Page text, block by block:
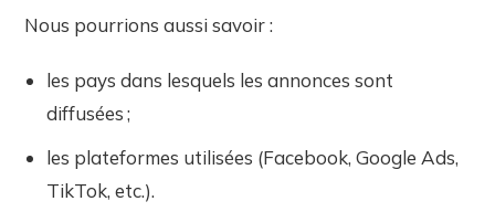
Nous pourrions aussi savoir :
les pays dans lesquels les annonces sont
diffusées ;
les plateformes utilisées (Facebook, Google Ads,
TikTok, etc.).